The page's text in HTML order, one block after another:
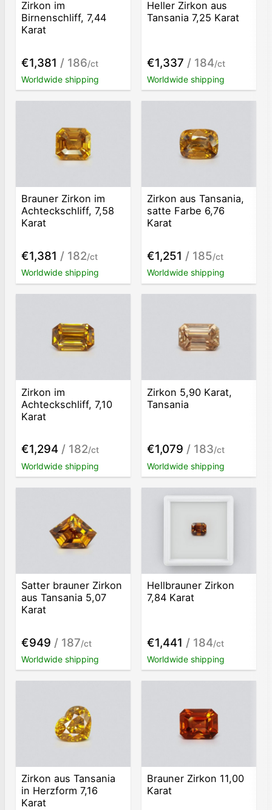
Zirkon im
Birnenschliff, 7,44
Karat
€1,381 / 186/ct
Worldwide shipping
Heller Zirkon aus
Tansania 7,25 Karat
€1,337 / 184/ct
Worldwide shipping
Brauner Zirkon im
Achteckschliff, 7,58
Karat
€1,381 / 182/ct
Worldwide shipping
Zirkon aus Tansania,
satte Farbe 6,76
Karat
€1,251 / 185/ct
Worldwide shipping
Zirkon im
Achteckschliff, 7,10
Karat
€1,294 / 182/ct
Worldwide shipping
Zirkon 5,90 Karat,
Tansania
€1,079 / 183/ct
Worldwide shipping
Satter brauner Zirkon
aus Tansania 5,07
Karat
€949 / 187/ct
Worldwide shipping
Hellbrauner Zirkon
7,84 Karat
€1,441 / 184/ct
Worldwide shipping
Zirkon aus Tansania
in Herzform 7,16
Karat
Brauner Zirkon 11,00
Karat